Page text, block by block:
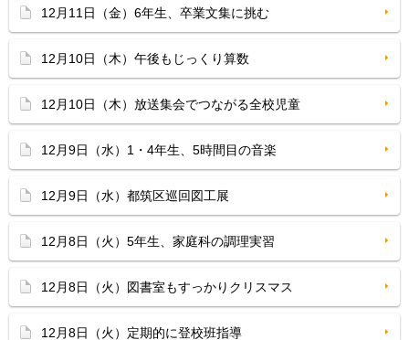
12月11日（金）6年生、卒業文集に挑む
12月10日（木）午後もじっくり算数
12月10日（木）放送集会でつながる全校児童
12月9日（水）1・4年生、5時間目の音楽
12月9日（水）都筑区巡回図工展
12月8日（火）5年生、家庭科の調理実習
12月8日（火）図書室もすっかりクリスマス
12月8日（火）定期的に登校班指導